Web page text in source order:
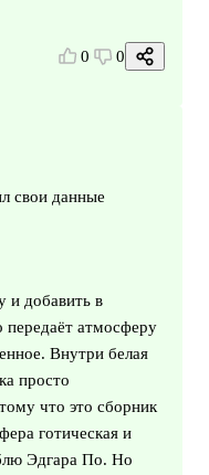
0 0
свои данные
и добавить в
передаёт атмосферу
Внутри белая
просто
что это сборник
готическая и
Эдгара По. Но